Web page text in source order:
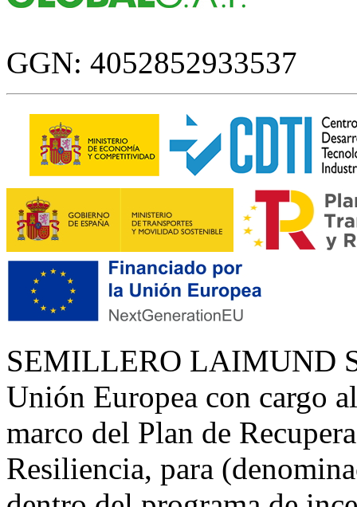
GGN: 4052852933537
SEMILLERO LAIMUND
Unión Europea con cargo
marco del Plan de
Resiliencia, para